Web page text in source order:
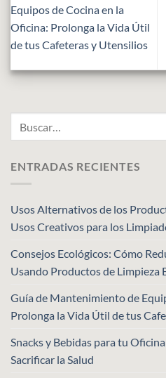
Equipos de Cocina en la
Oficina: Prolonga la Vida Útil
de tus Cafeteras y Utensilios
ENTRADAS RECIENTES
Usos Alternativos de los
Usos Creativos para los
Consejos Ecológicos: Cómo
Usando Productos de Limpieza
Guía de Mantenimiento de
Prolonga la Vida Útil de tus
Snacks y Bebidas para tu
Sacrificar la Salud